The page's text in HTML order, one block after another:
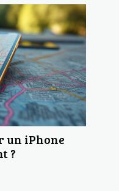
un iPhone
?